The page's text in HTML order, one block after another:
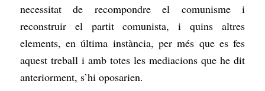
necessitat de recompondre el comunisme i
reconstruir el partit comunista, i quins altres
elements, en última instància, per més que es fes
aquest treball i amb totes les mediacions que he dit
anteriorment, s’hi oposarien.